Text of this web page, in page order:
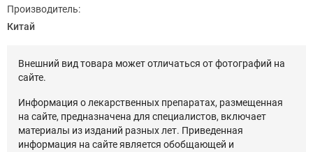
Производитель:
Китай
Внешний вид товара может отличаться от фотографий на
сайте.
Информация о лекарственных препаратах, размещенная
на сайте, предназначена для специалистов, включает
материалы из изданий разных лет. Приведенная
информация на сайте является обобщающей и